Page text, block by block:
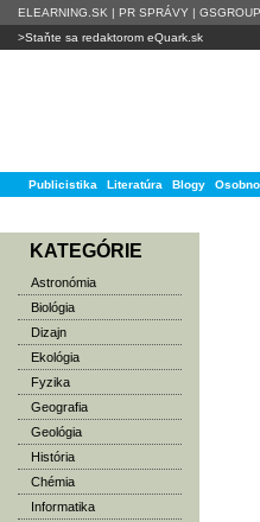
ELEARNING.SK | PR SPRÁVY | GSGROUP
>Staňte sa redaktorom eQuark.sk
Publicistika Literatúra Blogy
KATEGÓRIE
Astronómia
Biológia
Dizajn
Ekológia
Fyzika
Geografia
Geológia
História
Chémia
Informatika